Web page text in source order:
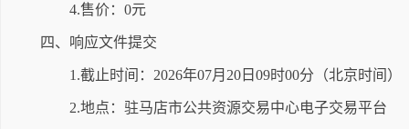
4.售价：0元
四、响应文件提交
1.截止时间：2026年07月20日09时00分（北京时间）
2.地点：驻马店市公共资源交易中心电子交易平台